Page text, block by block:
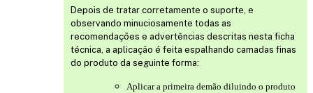
Depois de tratar corretamente o suporte, e
observando minuciosamente todas as
recomendações e advertências descritas nesta ficha
técnica, a aplicação é feita espalhando camadas finas
do produto da seguinte forma:
Aplicar a primeira demão diluindo o produto